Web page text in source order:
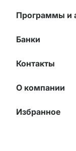
Программы и
Банки
Контакты
О компании
Избранное